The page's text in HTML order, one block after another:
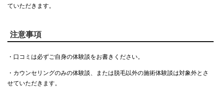
ていただきます。
注意事項
・口コミは必ずご自身の体験談をお書きください。
・カウンセリングのみの体験談、または脱毛以外の施術体験談は対象外とさ
せていただきます。